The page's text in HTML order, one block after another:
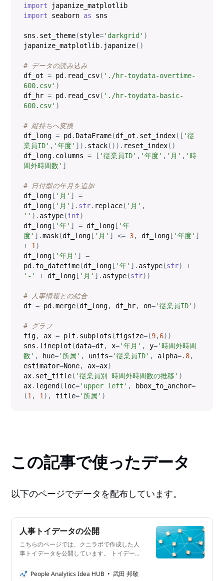
import
import seaborn as sns
sns . set_theme(style='darkgrid' )
japanize_matplotlib. japanize( )
# データの読み込み
df_ot = pd. read_csv( './hr-toydata-overtime-
600.csv' )
df_hr = pd. read_csv( './hr-toydata-basic-
600.csv' )
# 縦持ちへ変換
df_long = pd. DataFrame(df_ot . set_index( [ '従
業員ID' , '年度' ] ) . stack( ) ) . reset_index( )
df_long. columns = [ '従業員ID' , '年度' , '月' , '時
間外時間数' ]
# 日付型の年月を追加
df_long[ '月' ]
=
df_long[ '月' ] . str. replace( '月' ,
'' ) . astype(int)
df_long[ '年' ] = df_long[ '年
度' ] .mask(df_long[ '月' ] <= 3, df_long[ '年度' ]
+ 1 )
df_long[ '年月' ]
=
pd.to_datetime(df_long[ '年' ] . astype(str)
+
'-'
+ df_long[ '月' ] . astype(str) )
# 人事情報との結合
df = pd.merge(df_long, df_hr, on='従業員ID' )
# グラフ
fig, ax = plt . subplots (figsize=(9,6) )
sns . lineplot (data=df, x='年月' , y='時間外時間
数' , hue='所属' , units='従業員ID' , alpha=.8,
estimator=None, ax=ax)
ax. set_title( '従業員別 時間外時間数の推移' )
ax. legend(loc='upper left' , bbox_to_anchor=
(1 , 1 ) , title='所属' )
この記事で使ったデータ
以下のページでデータを配布しています。
人事トイデータの公開
こちらのページでは、クニラボで作成した人
事トイデータを公開しています。 トイデー
に使えるリアルでないデータのことをいいま
People Analytics Idea HUB 武田 邦敬